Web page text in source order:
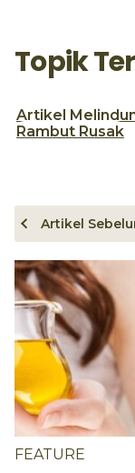
Topik
Artikel
Rambut Rusak
FEATURE
Artikel